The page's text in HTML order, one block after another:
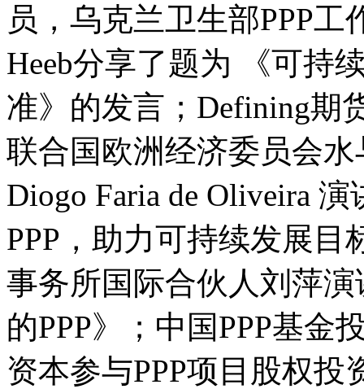
员，乌克兰卫生部PPP工
Heeb分享了题为 《可持
准》的发言；Defining期
联合国欧洲经济委员会
Diogo Faria de Oliveira
PPP，助力可持续发展
事务所国际合伙人刘萍
的PPP》；中国PPP基金
资本参与PPP项目股权